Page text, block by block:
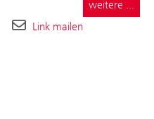
weitere ...
Link mailen